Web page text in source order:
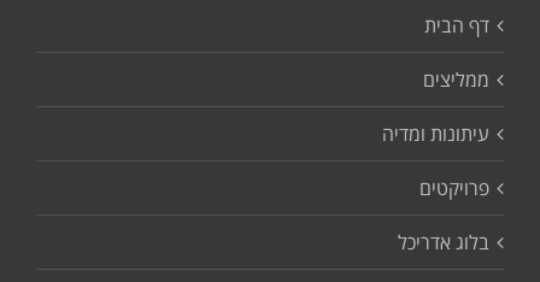
דף הבית
ממליצים
עיתונות ומדיה
פרויקטים
בלוג אדריכל